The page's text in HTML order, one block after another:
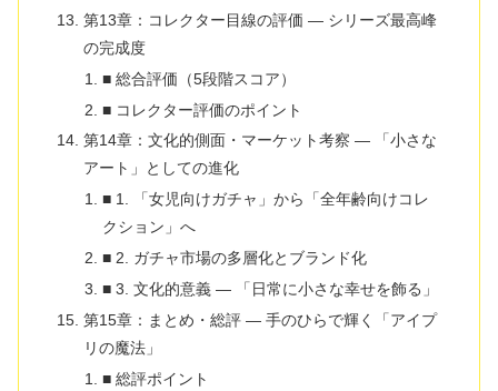
第13章：コレクター目線の評価 ― シリーズ最高峰
の完成度
■ 総合評価（5段階スコア）
■ コレクター評価のポイント
第14章：文化的側面・マーケット考察 ― 「小さな
アート」としての進化
■ 1. 「女児向けガチャ」から「全年齢向けコレ
クション」へ
■ 2. ガチャ市場の多層化とブランド化
■ 3. 文化的意義 ― 「日常に小さな幸せを飾る」
第15章：まとめ・総評 ― 手のひらで輝く「アイプ
リの魔法」
■ 総評ポイント